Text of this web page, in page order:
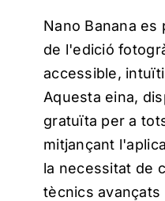
Nano Banana
de l'edició
accessible,
Aquesta eina,
gratuïta per a
mitjançant
la necessitat de
tècnics